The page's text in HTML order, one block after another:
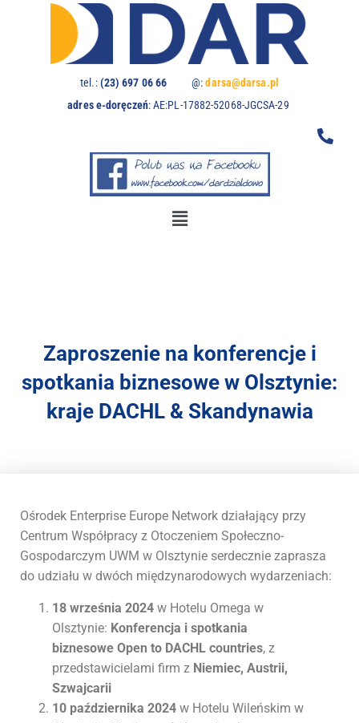
tel.:(23) 697 06 66@:darsa@darsa.pl
adres e-doręczeń:AE:PL-17882-52068-JGCSA-29
Zaproszenie na konferencje i
spotkania biznesowe w Olsztynie:
kraje DACHL & Skandynawia
Ośrodek Enterprise Europe Network działający przy
Centrum Współpracy z Otoczeniem Społeczno-
Gospodarczym UWM w Olsztynie serdecznie zaprasza
do udziału w dwóch międzynarodowych wydarzeniach:
18 września 2024 w Hotelu Omega w
Olsztynie: Konferencja i spotkania
biznesowe Open to DACHL countries, z
przedstawicielami firm z Niemiec, Austrii,
Szwajcarii
10 października 2024 w Hotelu Wileńskim w